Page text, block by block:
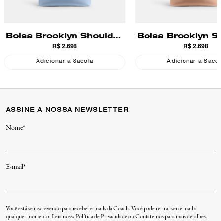
Bolsa Brooklyn Shoulder
28 Coach
R$ 2.698
Adicionar a Sacola
Bolsa Brooklyn
28 Coach
R$ 2.698
Adicionar a
ASSINE A NOSSA NEWSLETTER
Nome*
E-mail*
Você está se inscrevendo para receber e-mails da Coach. Você pode retirar seu e-mail a
qualquer momento. Leia nossaPolítica de PrivacidadeouContate-nospara mais detalhes.